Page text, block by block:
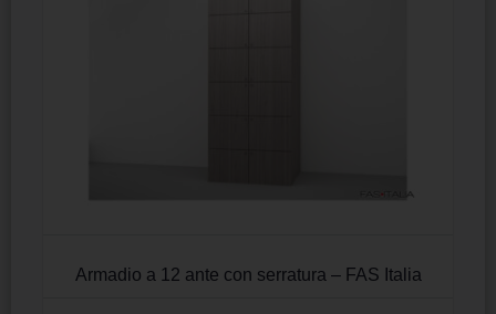
Armadio a 12 ante con serratura – FAS Italia